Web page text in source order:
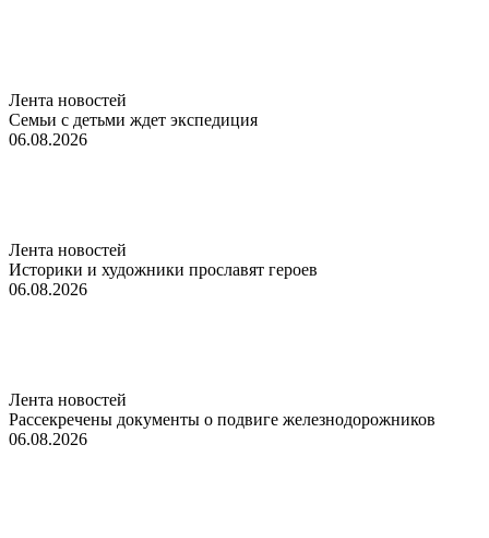
Лента новостей
Семьи с детьми ждет экспедиция
06.08.2026
Лента новостей
Историки и художники прославят героев
06.08.2026
Лента новостей
Рассекречены документы о подвиге железнодорожников
06.08.2026